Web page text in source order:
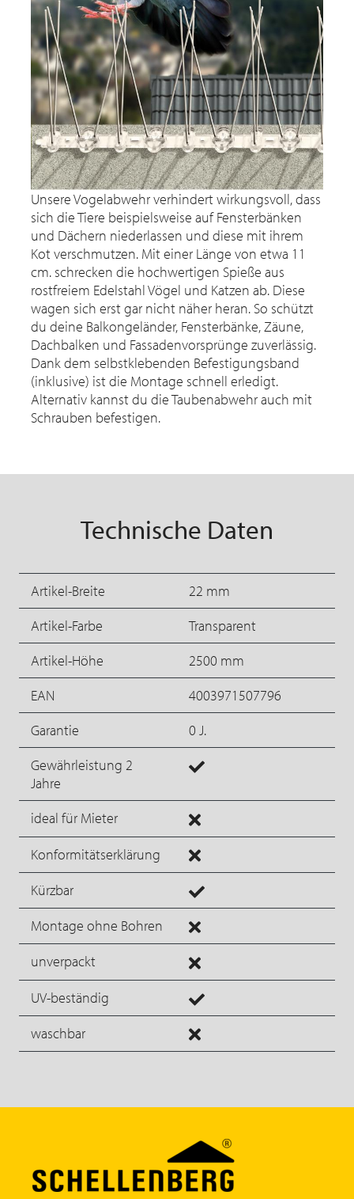
Unsere Vogelabwehr verhindert wirkungsvoll, dass
sich die Tiere beispielsweise auf Fensterbänken
und Dächern niederlassen und diese mit ihrem
Kot verschmutzen. Mit einer Länge von etwa 11
cm. schrecken die hochwertigen Spieße aus
rostfreiem Edelstahl Vögel und Katzen ab. Diese
wagen sich erst gar nicht näher heran. So schützt
du deine Balkongeländer, Fensterbänke, Zäune,
Dachbalken und Fassadenvorsprünge zuverlässig.
Dank dem selbstklebenden Befestigungsband
(inklusive) ist die Montage schnell erledigt.
Alternativ kannst du die Taubenabwehr auch mit
Schrauben befestigen.
Technische Daten
Artikel-Breite
22 mm
Artikel-Farbe
Transparent
Artikel-Höhe
2500 mm
EAN
4003971507796
Garantie
0 J.
Gewährleistung 2
Jahre
ideal für Mieter
Konformitätserklärung
Kürzbar
Montage ohne Bohren
unverpackt
UV-beständig
waschbar